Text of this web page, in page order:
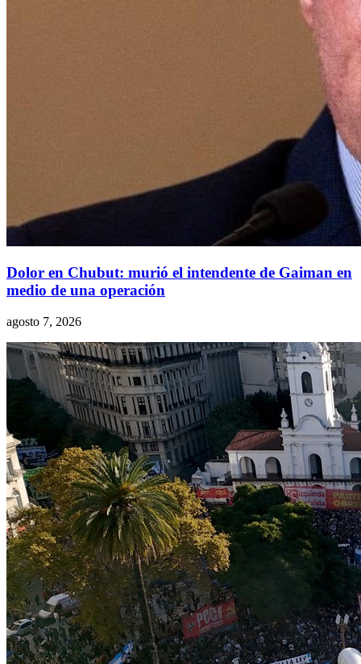
Dolor en Chubut: murió el intendente de Gaiman en
medio de una operación
agosto 7, 2026